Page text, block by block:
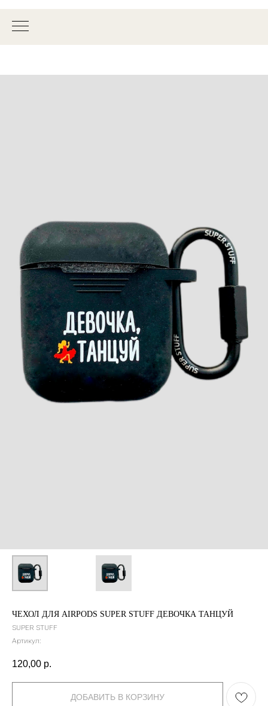
ЧЕХОЛ ДЛЯ AIRPODS SUPER STUFF ДЕВОЧКА ТАНЦУЙ
SUPER STUFF
Артикул:
120,00 р.
ДОБАВИТЬ В КОРЗИНУ